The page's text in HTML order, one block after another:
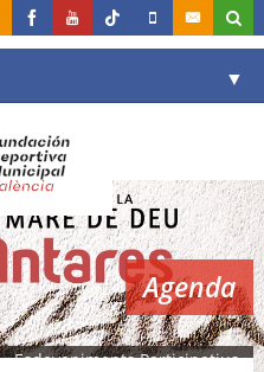
▼
▼
▼
▼
Agenda
Esdeveniments Participatius